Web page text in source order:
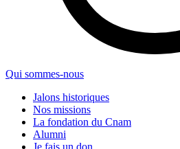
Qui sommes-nous
Jalons historiques
Nos missions
La fondation du Cnam
Alumni
Je fais un don